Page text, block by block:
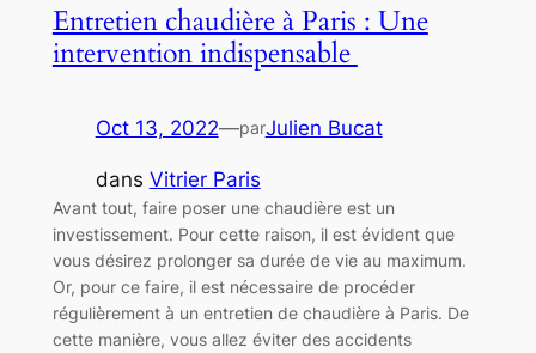
Entretien chaudière à Paris : Une
intervention indispensable
Oct 13, 2022—parJulien Bucat
dans Vitrier Paris
Avant tout, faire poser une chaudière est un
investissement. Pour cette raison, il est évident que
vous désirez prolonger sa durée de vie au maximum.
Or, pour ce faire, il est nécessaire de procéder
régulièrement à un entretien de chaudière à Paris. De
cette manière, vous allez éviter des accidents